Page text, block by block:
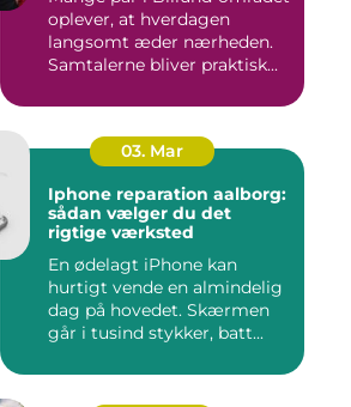
oplever, at hverdagen
langsomt æder nærheden.
Samtalerne bliver praktisk...
03. Mar
Iphone reparation aalborg:
sådan vælger du det
rigtige værksted
En ødelagt iPhone kan
hurtigt vende en almindelig
dag på hovedet. Skærmen
går i tusind stykker, batt...